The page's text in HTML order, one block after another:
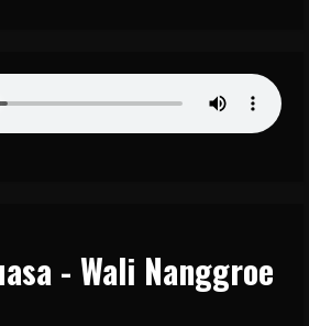
- Wali Nanggroe